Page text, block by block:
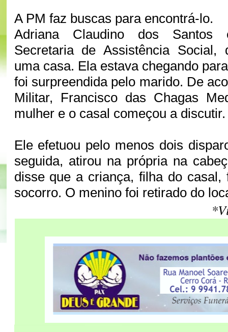
A PM faz buscas para encontrá-lo.
Adriana Claudino dos
Secretaria de Assistência Social,
uma casa. Ela estava chegando
foi surpreendida pelo marido. De
Militar, Francisco das Chagas
mulher e o casal começou a
Ele efetuou pelo menos dois
seguida, atirou na própria na
disse que a criança, filha do casal,
socorro. O menino foi retirado do